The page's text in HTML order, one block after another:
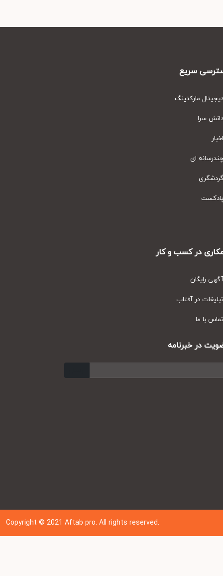
سریع
مارکتینگ
سرا
ای
در کسب و کار
رایگان
در آفتاب
با ما
در خبرنامه
Copyright © 202 1Aftab pro. All rights reserved.